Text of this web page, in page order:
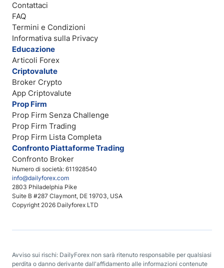
Numero di società: 611928540
info@dailyforex.com
2803 Philadelphia Pike
Suite B #287 Claymont, DE 19703, USA
Copyright 2026 Dailyforex LTD
Contattaci
FAQ
Termini e Condizioni
Informativa sulla Privacy
Educazione
Articoli Forex
Criptovalute
Broker Crypto
App Criptovalute
Prop Firm
Prop Firm Senza Challenge
Prop Firm Trading
Prop Firm Lista Completa
Confronto Piattaforme Trading
Confronto Broker
Avviso sui rischi: DailyForex non sarà ritenuto responsabile per qualsiasi
perdita o danno derivante dall'affidamento alle informazioni contenute